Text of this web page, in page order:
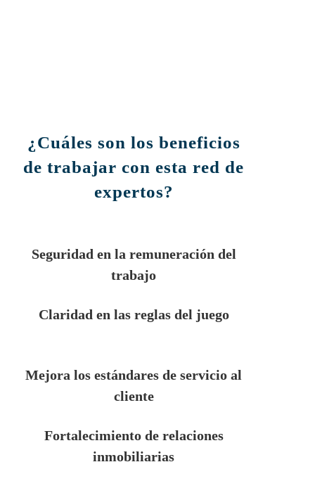
¿Cuáles son los beneficios
de trabajarcon esta red de
expertos?
Seguridad en la remuneración del
trabajo
Claridad en las reglas del juego
Mejora los estándares de servicio al
cliente
Fortalecimiento de relaciones
inmobiliarias